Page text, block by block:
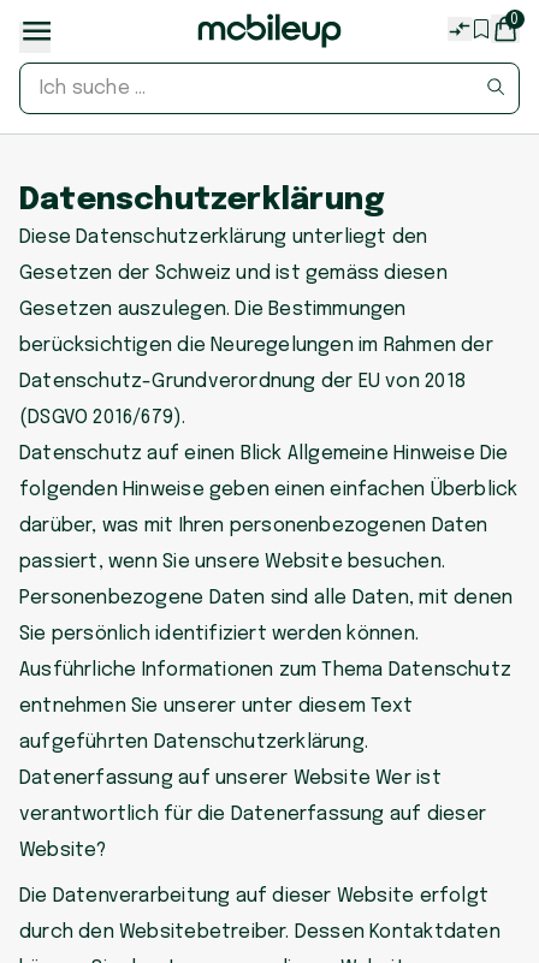
0
Datenschutzerklärung
Diese Datenschutzerklärung unterliegt den
Gesetzen der Schweiz und ist gemäss diesen
Gesetzen auszulegen. Die Bestimmungen
berücksichtigen die Neuregelungen im Rahmen der
Datenschutz-Grundverordnung der EU von 2018
(DSGVO 2016/679).
Datenschutz auf einen Blick Allgemeine Hinweise Die
folgenden Hinweise geben einen einfachen Überblick
darüber, was mit Ihren personenbezogenen Daten
passiert, wenn Sie unsere Website besuchen.
Personenbezogene Daten sind alle Daten, mit denen
Sie persönlich identifiziert werden können.
Ausführliche Informationen zum Thema Datenschutz
entnehmen Sie unserer unter diesem Text
aufgeführten Datenschutzerklärung.
Datenerfassung auf unserer Website Wer ist
verantwortlich für die Datenerfassung auf dieser
Website?
Die Datenverarbeitung auf dieser Website erfolgt
durch den Websitebetreiber. Dessen Kontaktdaten